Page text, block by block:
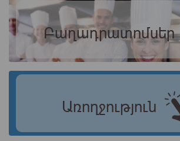
Բաղադրատոմսեր
Առողջություն